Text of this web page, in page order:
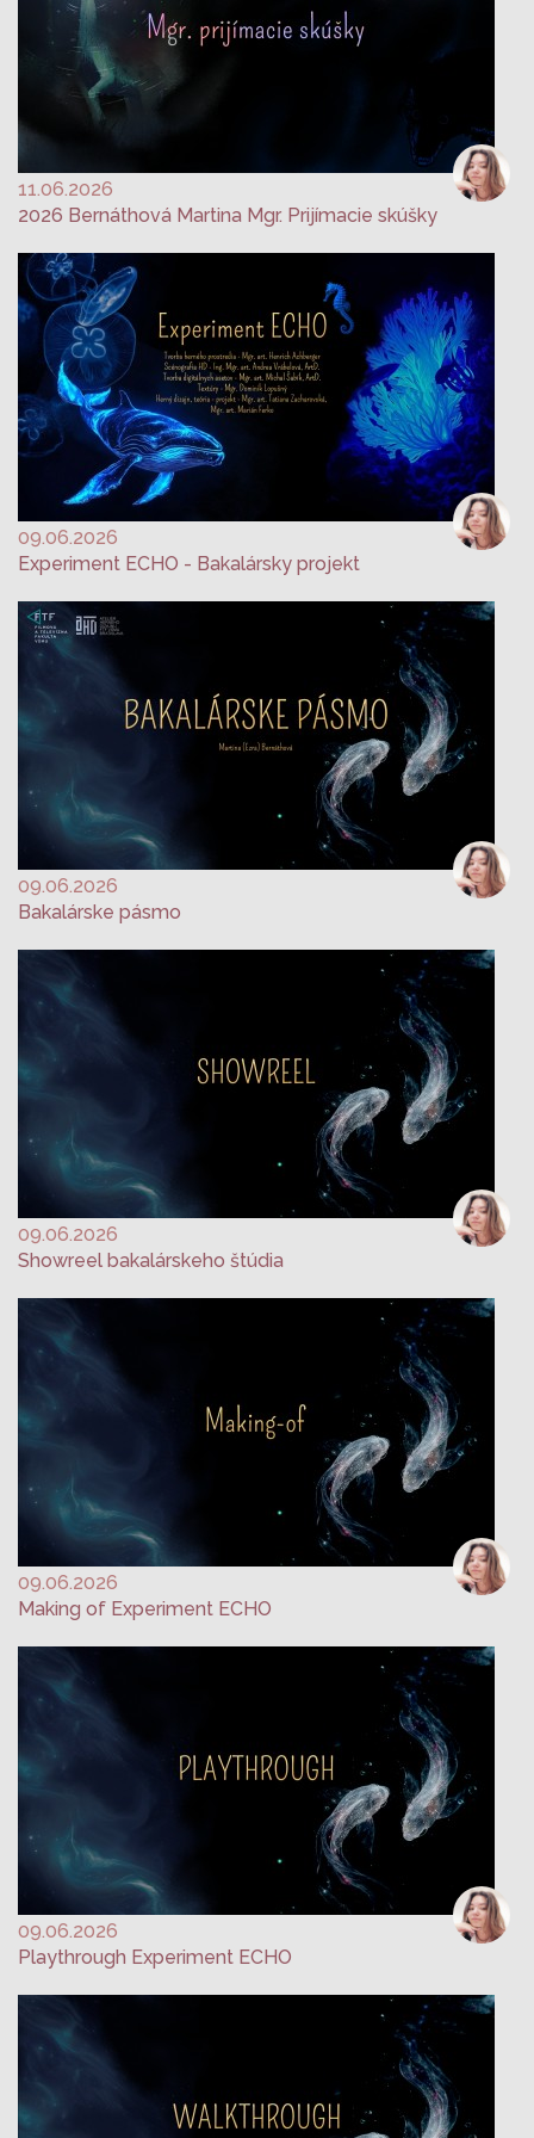
11.06.2026
2026 Bernáthová Martina Mgr. Prijímacie skúšky
09.06.2026
Experiment ECHO - Bakalársky projekt
09.06.2026
Bakalárske pásmo
09.06.2026
Showreel bakalárskeho štúdia
09.06.2026
Making of Experiment ECHO
09.06.2026
Playthrough Experiment ECHO